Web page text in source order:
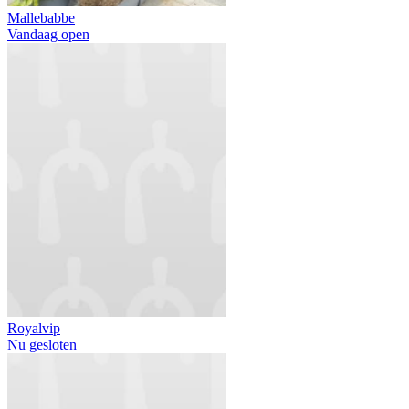
Mallebabbe
Vandaag open
Royalvip
Nu gesloten